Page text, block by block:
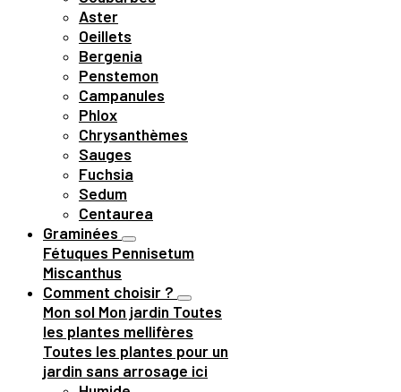
Aster
Oeillets
Bergenia
Penstemon
Campanules
Phlox
Chrysanthèmes
Sauges
Fuchsia
Sedum
Centaurea
Graminées
Fétuques Pennisetum
Miscanthus
Comment choisir ?
Mon sol Mon jardin Toutes
les plantes mellifères
Toutes les plantes pour un
jardin sans arrosage ici